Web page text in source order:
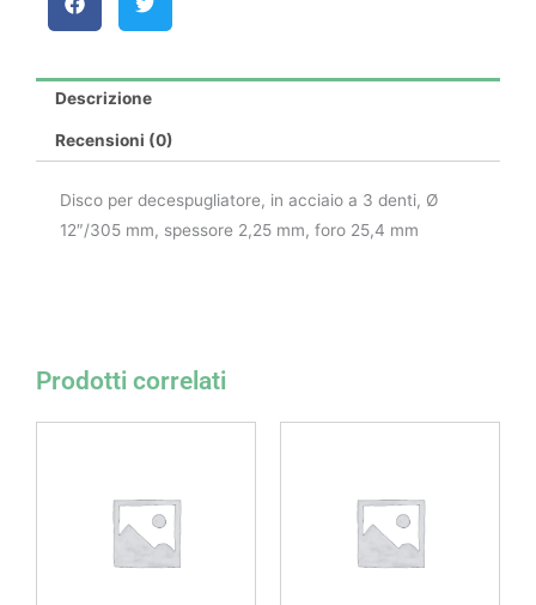
Descrizione
Recensioni (0)
Disco per decespugliatore, in acciaio a 3 denti, Ø
12″/305 mm, spessore 2,25 mm, foro 25,4 mm
Prodotti correlati